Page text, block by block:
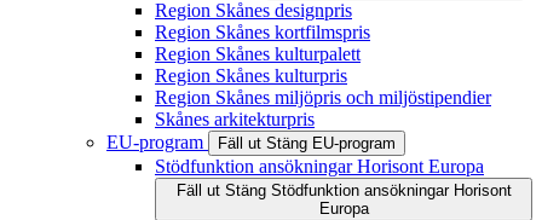
Region Skånes designpris
Region Skånes kortfilmspris
Region Skånes kulturpalett
Region Skånes kulturpris
Region Skånes miljöpris och miljöstipendier
Skånes arkitekturpris
EU-program
Fäll ut Stäng EU-program
Stödfunktion ansökningar Horisont Europa
Fäll ut Stäng Stödfunktion ansökningar Horisont
Europa